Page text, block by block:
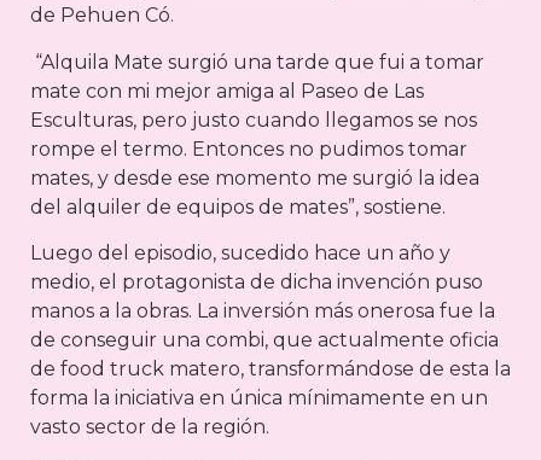
de Pehuen Có.
“Alquila Mate surgió una tarde que fui a tomar
mate con mi mejor amiga al Paseo de Las
Esculturas, pero justo cuando llegamos se nos
rompe el termo. Entonces no pudimos tomar
mates, y desde ese momento me surgió la idea
del alquiler de equipos de mates”, sostiene.
Luego del episodio, sucedido hace un año y
medio, el protagonista de dicha invención puso
manos a la obras. La inversión más onerosa fue la
de conseguir una combi, que actualmente oficia
de food truck matero, transformándose de esta la
forma la iniciativa en única mínimamente en un
vasto sector de la región.